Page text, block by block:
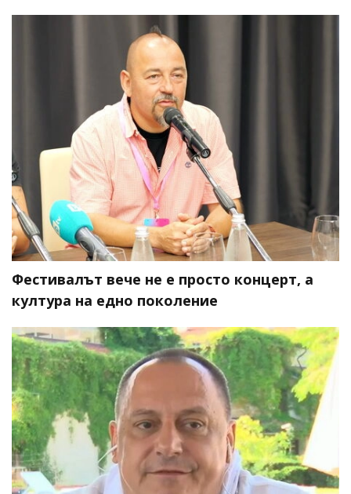
Фестивалът вече не е просто концерт, а
култура на едно поколение